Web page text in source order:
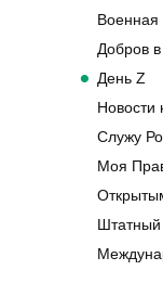
Военная
Добров
День Z
Новости
Служу
Моя
Штатный